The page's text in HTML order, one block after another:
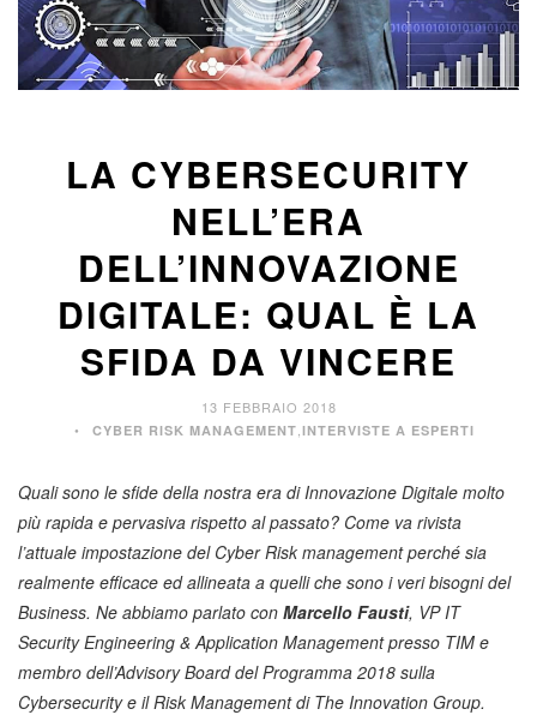
LA CYBERSECURITY
NELL’ERA
DELL’INNOVAZIONE
DIGITALE: QUAL È LA
SFIDA DA VINCERE
13 FEBBRAIO 2018
CYBER RISK MANAGEMENT INTERVISTE A ESPERTI
Quali sono le sfide della nostra era di Innovazione Digitale molto
più rapida e pervasiva rispetto al passato? Come va rivista
l’attuale impostazione del Cyber Risk management perché sia
realmente efficace ed allineata a quelli che sono i veri bisogni del
Business. Ne abbiamo parlato con Marcello Fausti, VP IT
Security Engineering & Application Management presso TIM e
membro dell’Advisory Board del Programma 2018 sulla
Cybersecurity e il Risk Management di The Innovation Group.